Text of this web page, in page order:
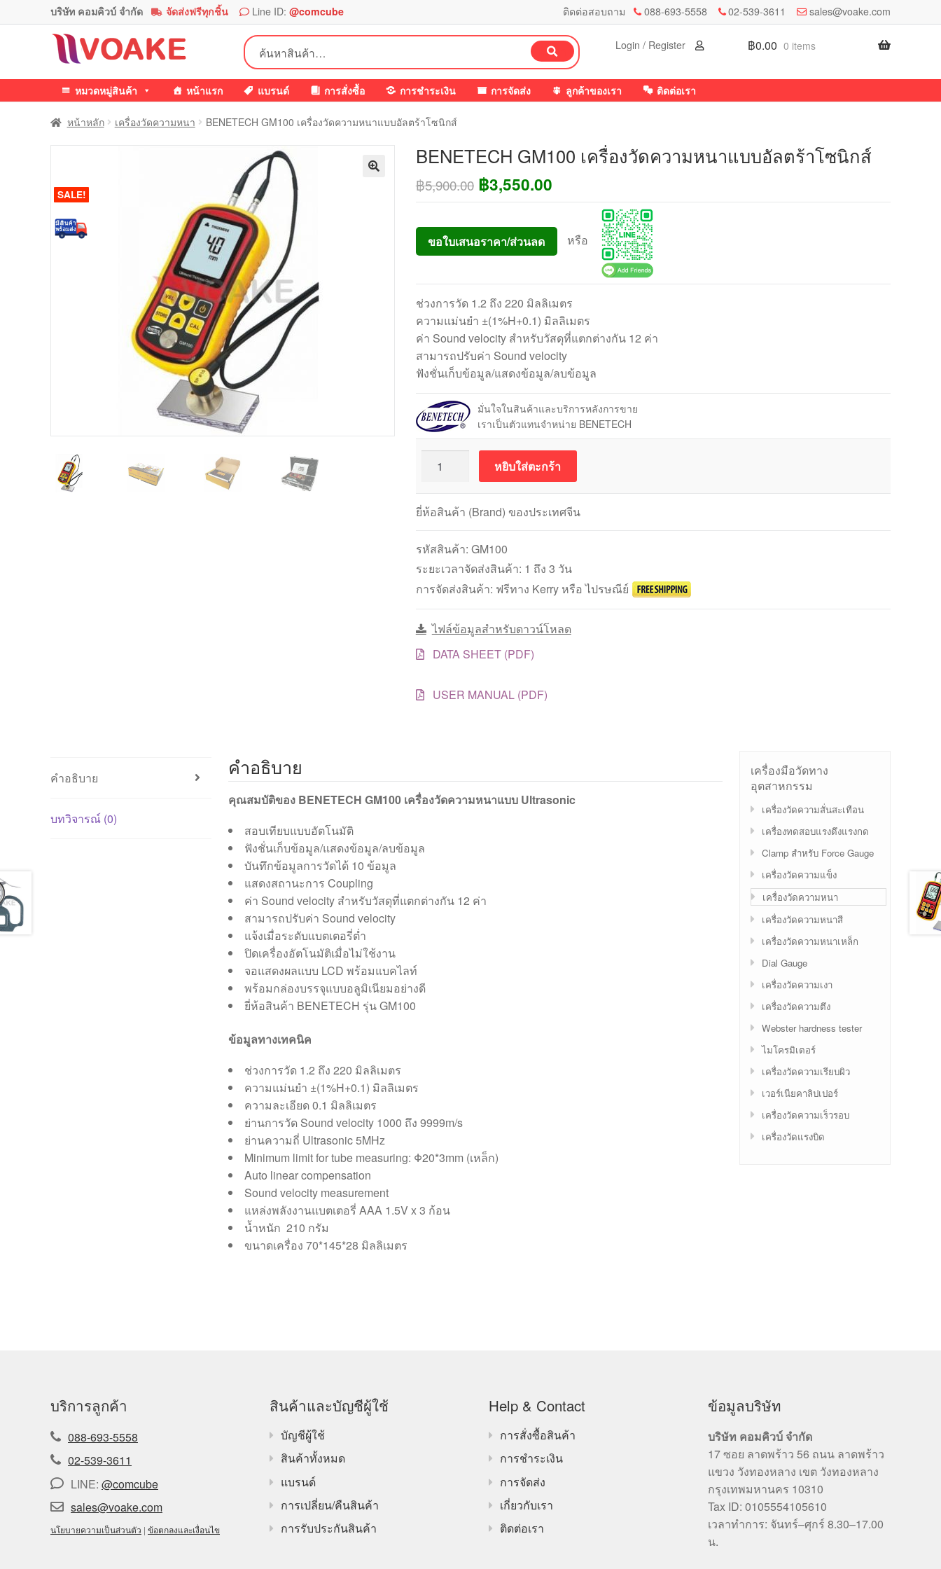
บริษัท คอมคิวบ์ จำกัด จัดส่งฟรีทุกชิ้น Line ID: @comcube ติดต่อสอบถาม 088-693-5558 02-539-3611 sales@voake.com
Skip
to
Skip
to
ค้นหา:
ค้นหา ฿0.00 0 items
Login / Register
หมวดหมู่สินค้า หน้าแรก แบรนด์ การสั่งซื้อ การชำระเงิน การจัดส่ง ลูกค้าของเรา ติดต่อเรา
หน้าหลัก เครื่องวัดความหนา BENETECH GM100 เครื่องวัดความหนาแบบอัลตร้าโซนิกส์
SALE!
BENETECH GM100 เครื่องวัดความหนาแบบอัลตร้าโซนิกส์
฿5,900.00 Original
price
was:
฿5,900.00.
฿3,550.00Current
price
is:
฿3,550.00.
ขอใบเสนอราคา/ส่วนลด หรือ
ช่วงการวัด 1.2 ถึง 220 มิลลิเมตร
ความแม่นยำ ±(1%H+0.1) มิลลิเมตร
ค่า Sound velocity สำหรับวัสดุที่แตกต่างกัน 12 ค่า
สามารถปรับค่า Sound velocity
ฟังชั่นเก็บข้อมูล/แสดงข้อมูล/ลบข้อมูล
มั่นใจในสินค้าและบริการหลังการขาย
เราเป็นตัวแทนจำหน่าย BENETECH
BENETECH
GM100
เครื่อง
วัด
ความ
หนา
บอัลต
โซ
นิ
ชิ้น
หยิบใส่ตะกร้า
ยี่ห้อสินค้า (Brand) ของประเทศจีน
รหัสสินค้า: GM100
ระยะเวลาจัดส่งสินค้า: 1 ถึง 3 วัน
การจัดส่งสินค้า: ฟรีทาง Kerry หรือ ไปรษณีย์
ไฟล์ข้อมูลสำหรับดาวน์โหลด
DATA SHEET (PDF)
USER MANUAL (PDF)
คำอธิบาย
บทวิจารณ์ (0)
คำอธิบาย
คุณสมบัติของ BENETECH GM100 เครื่องวัดความหนาแบบ Ultrasonic
สอบเทียบแบบอัตโนมัติ
ฟังชั่นเก็บข้อมูล/แสดงข้อมูล/ลบข้อมูล
บันทึกข้อมูลการวัดได้ 10 ข้อมูล
แสดงสถานะการ Coupling
ค่า Sound velocity สำหรับวัสดุที่แตกต่างกัน 12 ค่า
สามารถปรับค่า Sound velocity
แจ้งเมื่อระดับแบตเตอรี่ต่ำ
ปิดเครื่องอัตโนมัติเมื่อไม่ใช้งาน
จอแสดงผลแบบ LCD พร้อมแบคไลท์
พร้อมกล่องบรรจุแบบอลูมิเนียมอย่างดี
ยี่ห้อสินค้า BENETECH รุ่น GM100
ข้อมูลทางเทคนิค
ช่วงการวัด 1.2 ถึง 220 มิลลิเมตร
ความแม่นยำ ±(1%H+0.1) มิลลิเมตร
ความละเอียด 0.1 มิลลิเมตร
ย่านการวัด Sound velocity 1000 ถึง 9999m/s
ย่านความถี่ Ultrasonic 5MHz
Minimum limit for tube measuring: Φ20*3mm (เหล็ก)
Auto linear compensation
Sound velocity measurement
แหล่งพลังงานแบตเตอรี่ AAA 1.5V x 3 ก้อน
น้ำหนัก 210 กรัม
ขนาดเครื่อง 70*145*28 มิลลิเมตร
เครื่องมือวัดทาง
อุตสาหกรรม
เครื่องวัดความสั่นสะเทือน
เครื่องทดสอบแรงดึงแรงกด
Clamp สำหรับ Force Gauge
เครื่องวัดความแข็ง
เครื่องวัดความหนา
เครื่องวัดความหนาสี
เครื่องวัดความหนาเหล็ก
Dial Gauge
เครื่องวัดความเงา
เครื่องวัดความตึง
Webster hardness tester
ไมโครมิเตอร์
เครื่องวัดความเรียบผิว
เวอร์เนียคาลิปเปอร์
เครื่องวัดความเร็วรอบ
เครื่องวัดแรงบิด
บริการลูกค้า
088-693-5558
02-539-3611
LINE: @comcube
sales@voake.com
นโยบายความเป็นส่วนตัว | ข้อตกลงและเงื่อนไข
สินค้าและบัญชีผู้ใช้
บัญชีผู้ใช้
สินค้าทั้งหมด
แบรนด์
การเปลี่ยน/คืนสินค้า
การรับประกันสินค้า
Help & Contact
การสั่งซื้อสินค้า
การชำระเงิน
การจัดส่ง
เกี่ยวกับเรา
ติดต่อเรา
ข้อมูลบริษัท
บริษัท คอมคิวบ์ จำกัด
17 ซอย ลาดพร้าว 56 ถนน ลาดพร้าว
แขวง วังทองหลาง เขต วังทองหลาง
กรุงเทพมหานคร 10310
Tax ID: 0105554105610
เวลาทำการ: จันทร์–ศุกร์ 8.30–17.00
น.